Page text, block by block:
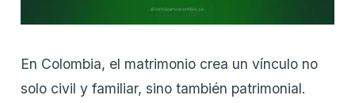
En Colombia, el matrimonio crea un vínculo no
solo civil y familiar, sino también patrimonial.